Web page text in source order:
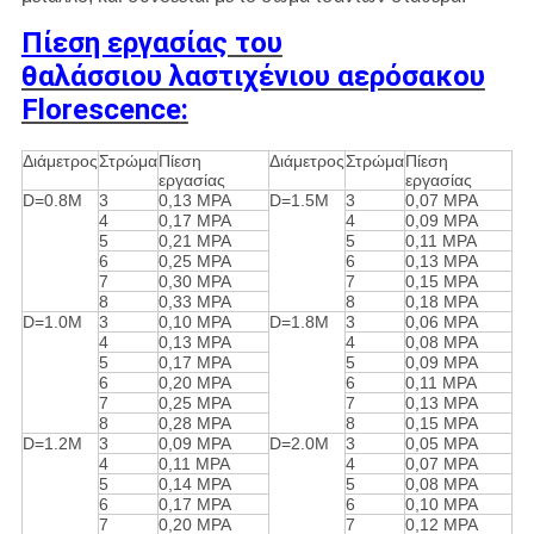
Πίεση εργασίας του
θαλάσσιου λαστιχένιου αερόσακου
Florescence:
ΔιάμετροςΣτρώμαΠίεση
εργασίας
ΔιάμετροςΣτρώμαΠίεση
εργασίας
D=0.8M
3 0,13 MPA D=1.5M 3
0,07 MPA
4
0,17 MPA 4
0,09 MPA
5
0,21 MPA 5
0,11 MPA
6
0,25 MPA 6
0,13 MPA
7
0,30 MPA 7
0,15 MPA
8
0,33 MPA 8
0,18 MPA
D=1.0M
3 0,10 MPA D=1.8M 3
0,06 MPA
4
0,13 MPA 4
0,08 MPA
5
0,17 MPA 5
0,09 MPA
6
0,20 MPA 6
0,11 MPA
7
0,25 MPA 7
0,13 MPA
8
0,28 MPA 8
0,15 MPA
D=1.2M
3 0,09 MPA D=2.0M 3
0,05 MPA
4
0,11 MPA 4
0,07 MPA
5
0,14 MPA 5
0,08 MPA
6
0,17 MPA 6
0,10 MPA
7
0,20 MPA 7 0,12 MPA